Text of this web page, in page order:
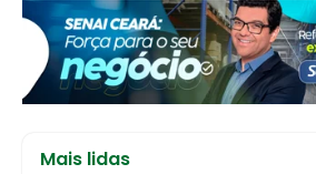
Mais lidas